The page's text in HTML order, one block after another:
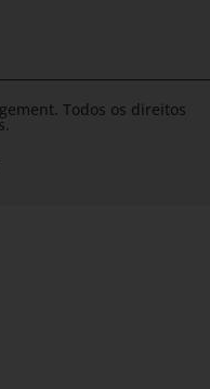
Todos os direitos